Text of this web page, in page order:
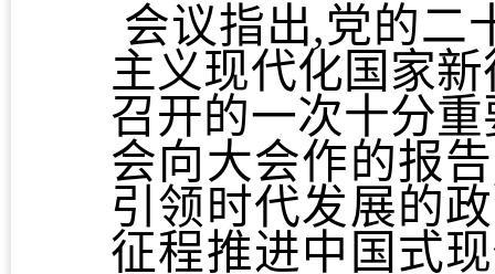
会议指出,党的二
主义现代化国家
召开的一次十分
会向大会作的报
引领时代发展的
征程推进中国式